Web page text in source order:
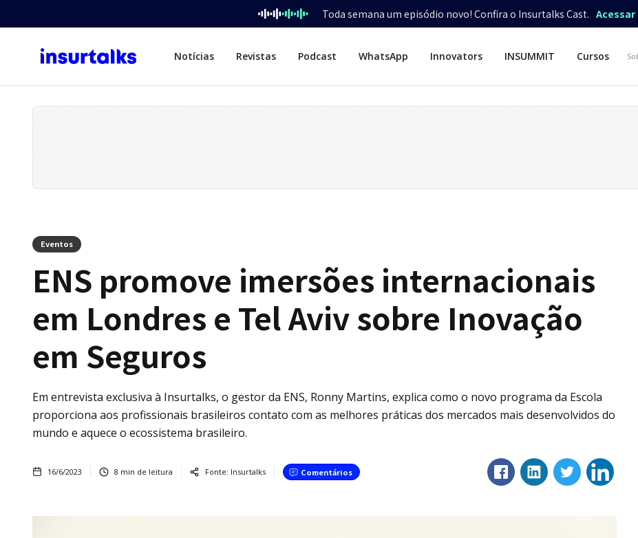
Toda semana um episódio novo! Confira o Insurtalks Cast. Acessar
Notícias Revistas Podcast WhatsApp Innovators INSUMMIT Cursos
Eventos
ENS promove imersões internacionais
em Londres e Tel Aviv sobre Inovação
em Seguros
Em entrevista exclusiva à Insurtalks, o gestor da ENS, Ronny Martins, explica como o novo programa da Escola
proporciona aos profissionais brasileiros contato com as melhores práticas dos mercados mais desenvolvidos do
mundo e aquece o ecossistema brasileiro.
16/6/2023 8 min de leitura Fonte: Insurtalks Comentários